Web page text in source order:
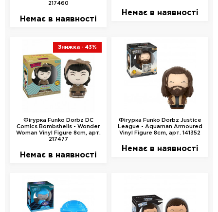
217460
Немає в наявності
Немає в наявності
Знижка - 43%
Фігурка Funko Dorbz DC
Comics Bombshells - Wonder
Woman Vinyl Figure 8cm, арт.
217477
Немає в наявності
Фігурка Funko Dorbz Justice
League - Aquaman Armoured
Vinyl Figure 8cm, арт. 141352
Немає в наявності